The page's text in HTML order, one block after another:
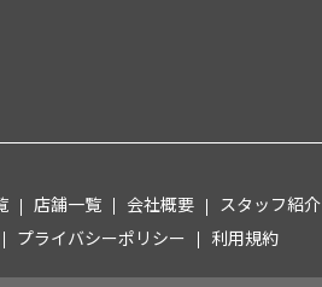
店舗一覧 会社概要
スタッフ紹介
プライバシーポリシー 利用規約